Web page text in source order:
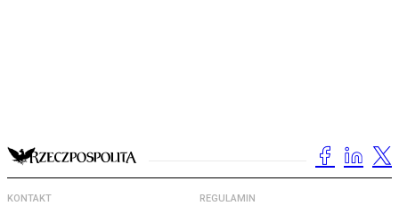
KONTAKT REGULAMIN